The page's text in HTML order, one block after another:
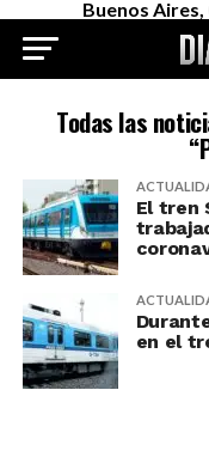
Buenos
Todas las
El tren
en el